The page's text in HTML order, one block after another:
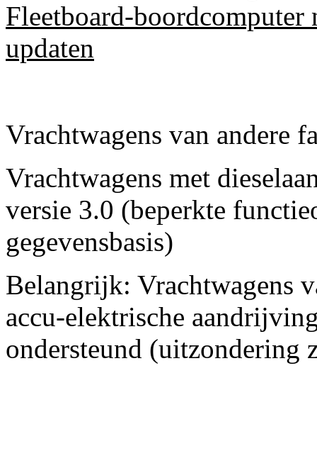
Fleetboard-boordcomputer
updaten
Vrachtwagens van andere
Vrachtwagens met
versie 3.0 (beperkte
gegevensbasis)
Belangrijk: Vrachtwagens
accu-elektrische
ondersteund (uitzondering